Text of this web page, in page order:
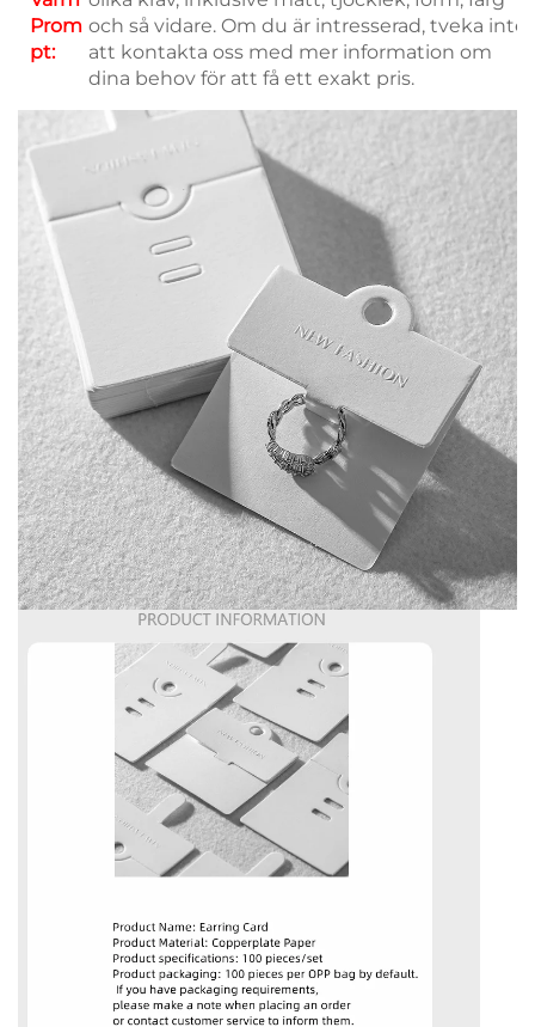
Prom
pt:
och så vidare. Om du är intresserad, tveka inte
att kontakta oss med mer information om
dina behov för att få ett exakt pris.